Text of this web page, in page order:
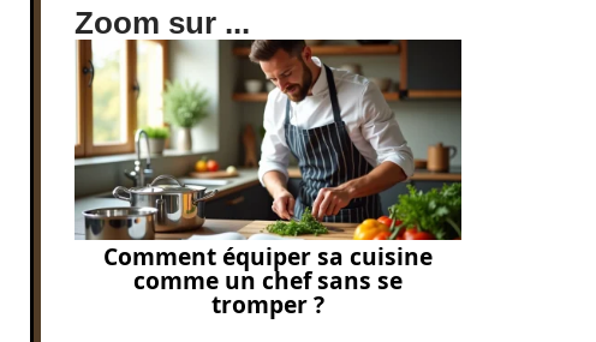
Zoom sur ...
Comment équiper sa cuisine
comme un chef sans se
tromper ?